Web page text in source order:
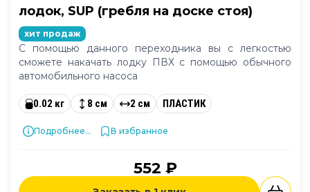
лодок, SUP (гребля на доске стоя)
хит продаж
С помощью данного переходника вы с легкостью
сможете накачать лодку ПВХ с помощью обычного
автомобильного насоса
0.02 кг 8 см 2 см ПЛАСТИК
Подробнее... В избранное
552 ₽